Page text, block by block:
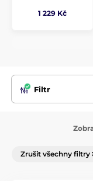
1 229 Kč
Filtr
Zrušit všechny filtry